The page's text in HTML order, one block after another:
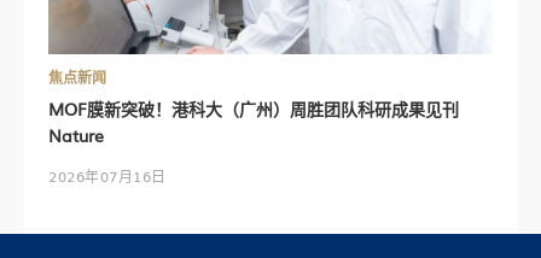
焦点新闻
MOF膜新突破！港科大（广州）周胜团队科研成果见刊
Nature
2026年07月16日